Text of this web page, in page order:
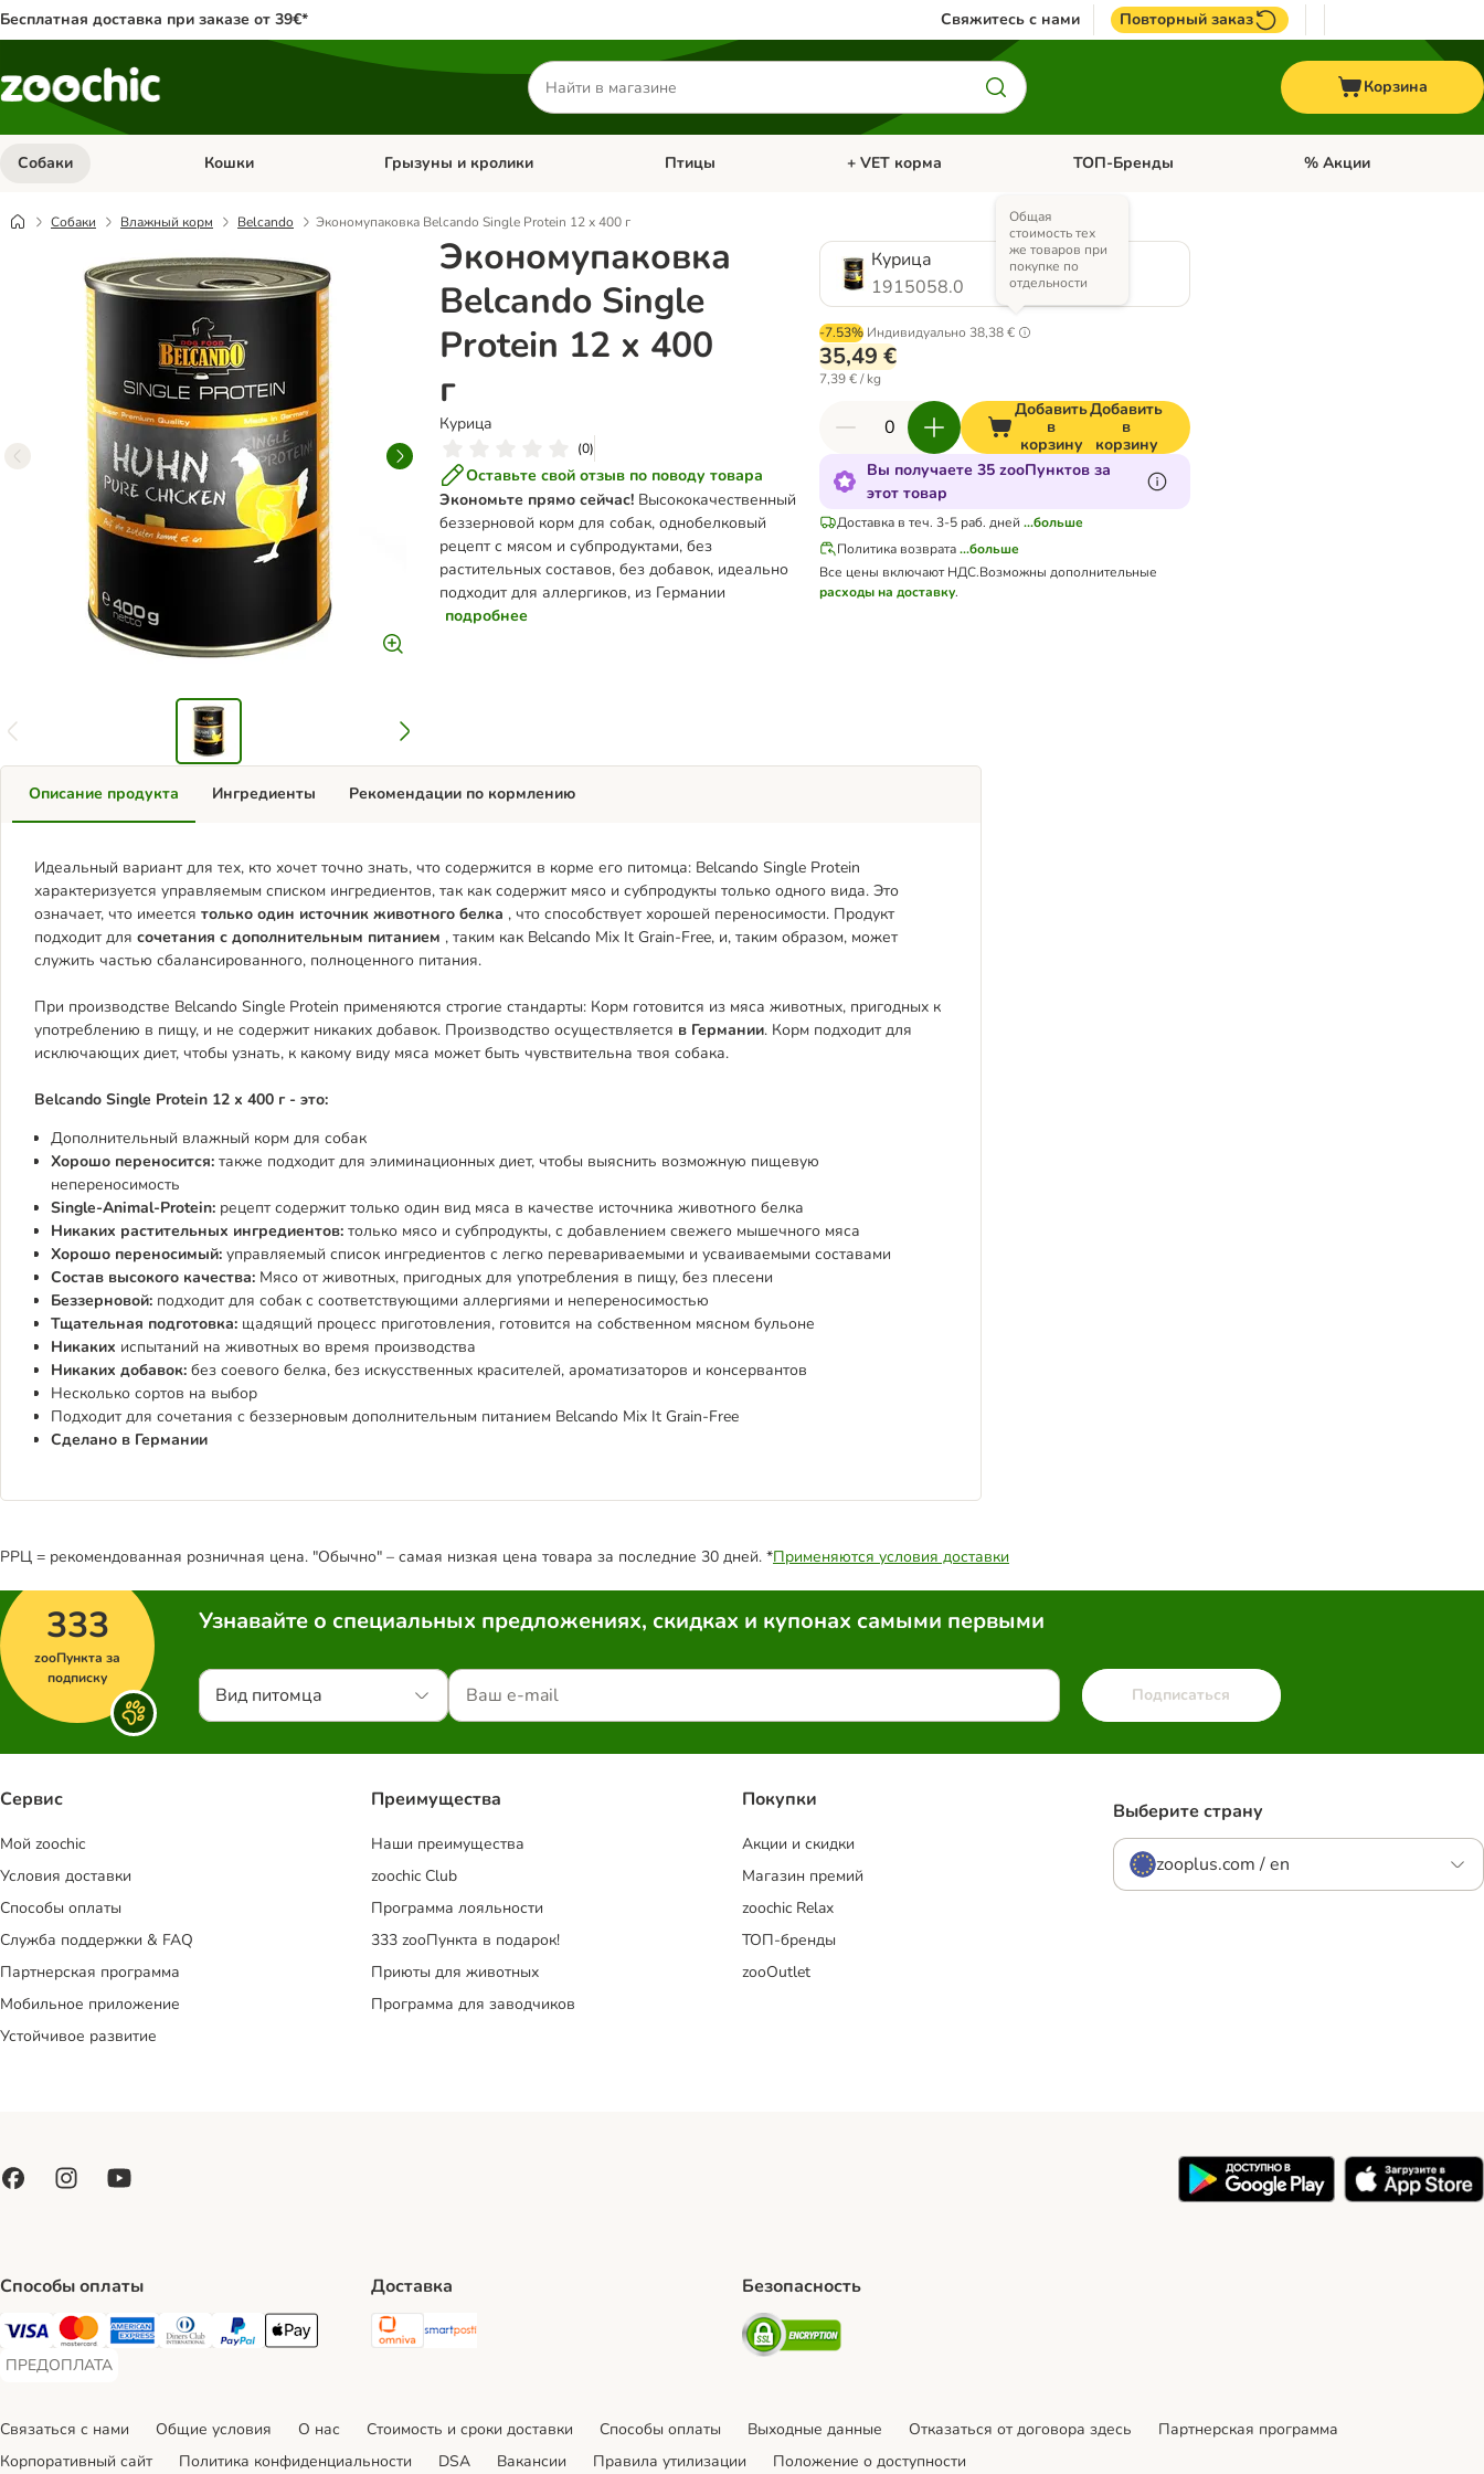
Бесплатная доставка при заказе от 39€* Свяжитесь с нами Повторный заказ
Поиск
товаров
Корзина
Собаки Откройте меню категории: Собаки
Кошки Откройте меню категории: Кошки
Грызуны и кролики Откройте меню категории: Грызуны и кролики
Птицы Откройте меню категории: Птицы
+ VET корма Откройте меню категории: + VET корма
ТОП-Бренды Откройте меню
% Акции
Собаки Влажный корм Belcando Экономупаковка Belcando Single Protein 12 х 400 г
Экономупаковка
Belcando Single
Protein 12 х 400
г
Курица
(0)
Оставьте свой отзыв по поводу товара
Экономьте прямо сейчас! Высококачественный
беззерновой корм для собак, однобелковый
рецепт с мясом и субпродуктами, без
растительных составов, без добавок, идеально
подходит для аллергиков, из Германии
подробнее
Курица
1915058.0
-7.53% Индивидуально 38,38 €
Общая
стоимость тех
же товаров при
покупке по
отдельности
35,49 €
7,39 € / kg
Добавить
в
корзину
Добавить
в
корзину
Вы получаете 35 zooПунктов за
этот товар
Доставка в теч. 3-5 раб. дней ...больше
Политика возврата ...больше
Все цены включают НДС.Возможны дополнительные
расходы на доставку.
Описание продукта
Идеальный вариант для тех, кто хочет точно знать, что содержится в корме его питомца: Belcando Single Protein
характеризуется управляемым списком ингредиентов, так как содержит мясо и субпродукты только одного вида. Это
означает, что имеется только один источник животного белка , что способствует хорошей переносимости. Продукт
подходит для сочетания с дополнительным питанием , таким как Belcando Mix It Grain-Free, и, таким образом, может
служить частью сбалансированного, полноценного питания.
При производстве Belcando Single Protein применяются строгие стандарты: Корм готовится из мяса животных, пригодных к
употреблению в пищу, и не содержит никаких добавок. Производство осуществляется в Германии. Корм подходит для
исключающих диет, чтобы узнать, к какому виду мяса может быть чувствительна твоя собака.
Belcando Single Protein 12 х 400 г - это:
Дополнительный влажный корм для собак
Хорошо переносится: также подходит для элиминационных диет, чтобы выяснить возможную пищевую
непереносимость
Single-Animal-Protein: рецепт содержит только один вид мяса в качестве источника животного белка
Никаких растительных ингредиентов: только мясо и субпродукты, с добавлением свежего мышечного мяса
Хорошо переносимый: управляемый список ингредиентов с легко перевариваемыми и усваиваемыми составами
Состав высокого качества: Мясо от животных, пригодных для употребления в пищу, без плесени
Беззерновой: подходит для собак с соответствующими аллергиями и непереносимостью
Тщательная подготовка: щадящий процесс приготовления, готовится на собственном мясном бульоне
Никаких испытаний на животных во время производства
Никаких добавок: без соевого белка, без искусственных красителей, ароматизаторов и консервантов
Несколько сортов на выбор
Подходит для сочетания с беззерновым дополнительным питанием Belcando Mix It Grain-Free
Сделано в Германии
Ингредиенты Рекомендации по кормлению
РРЦ = рекомендованная розничная цена. "Обычно" – самая низкая цена товара за последние 30 дней. *Применяются условия доставки
333
zooПункта за
подписку
Узнавайте о специальных предложениях, скидках и купонах самыми первыми
Вид питомца Подписаться
Сервис
Mой zoochic
Условия доставки
Способы оплаты
Служба поддержки & FAQ
Партнерская программа
Мобильное приложение
Устойчивое развитие
Преимуществa
Наши преимущества
zoochic Club
Программа лояльности
333 zooПункта в подарок!
Приюты для животных
Программа для заводчиков
Покупки
Акции и скидки
Магазин премий
zoochic Relax
ТОП-бренды
zooOutlet
Выберите страну
zooplus.com / en
Способы оплаты
Visa Payment Method
Mastercard Payment Method
American Express Payment Method
Diners Club Payment Method
PayPal Payment Method
Apple Pay Payment Method
ПРЕДОПЛАТА
ПРЕДОПЛАТА Payment Method
Доставка
Omniva Shipping Method
SmartPosti Shipping Method
Безопасность
Security
Связаться с нами Общие условия О нас Стоимость и сроки доставки Cпособы оплаты Выходные данные Отказаться от договора здесь
Партнерская программа
Корпоративный сайт
Политика конфиденциальности DSA Вакансии Правила утилизации Положение о доступности